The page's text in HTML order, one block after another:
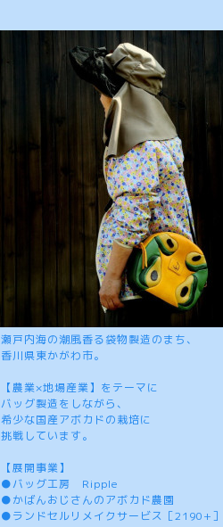
瀬戸内海の潮風香る袋物製造のまち、
香川県東かがわ市。
【農業×地場産業】をテーマに
バッグ製造をしながら、
希少な国産アボカドの栽培に
挑戦しています。
【展開事業】
●バッグ工房 Ripple
●かばんおじさんのアボカド農園
●ランドセルリメイクサービス［2190+］